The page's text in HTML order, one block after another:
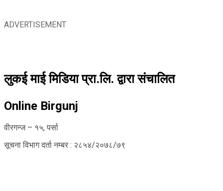
ADVERTISEMENT
लुकई माई मिडिया प्रा.लि. द्वारा संचालित
Online Birgunj
वीरगन्ज – १५, पर्सा
सूचना विभाग दर्ता नम्बर : २८५४/२०७८/७९